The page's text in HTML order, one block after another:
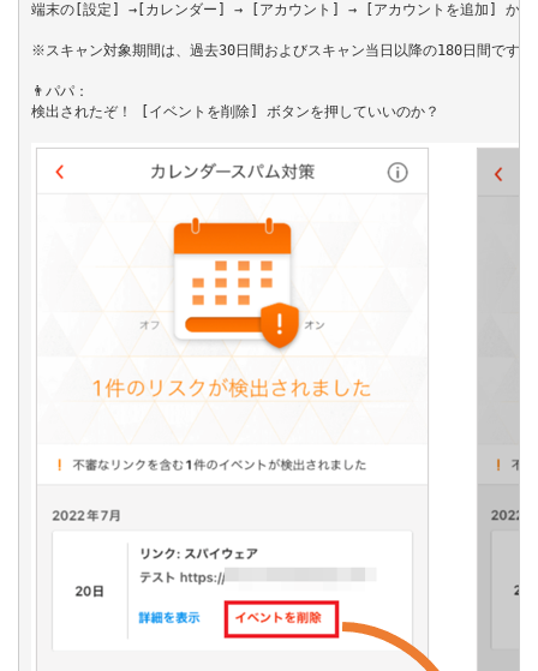
端末の[設定] →[カレンダー] → [アカウント] → [アカウントを追加] から
※スキャン対象期間は、過去30日間およびスキャン当日以降の180日間です。
👨パパ：
検出されたぞ！ [イベントを削除] ボタンを押していいのか？